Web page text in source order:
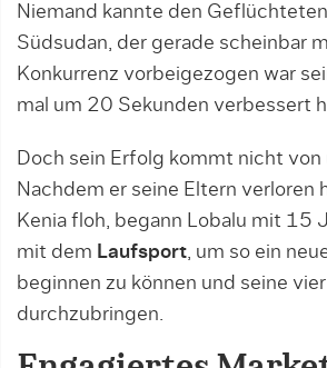
Niemand kannte den
Südsudan, der gerade scheinbar
Konkurrenz vorbeigezogen war
mal um 20 Sekunden verbessert
Doch sein Erfolg kommt nicht von
Nachdem er seine Eltern verloren
Kenia floh, begann Lobalu mit 15
mit dem Laufsport , um so ein
beginnen zu können und seine
durchzubringen.